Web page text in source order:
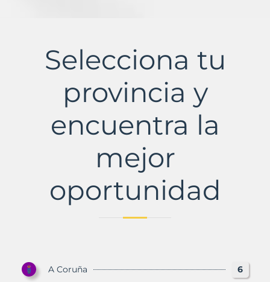
MurbalandsSelecciona tu
provincia y
encuentra la
mejor
oportunidad
A Coruña 6